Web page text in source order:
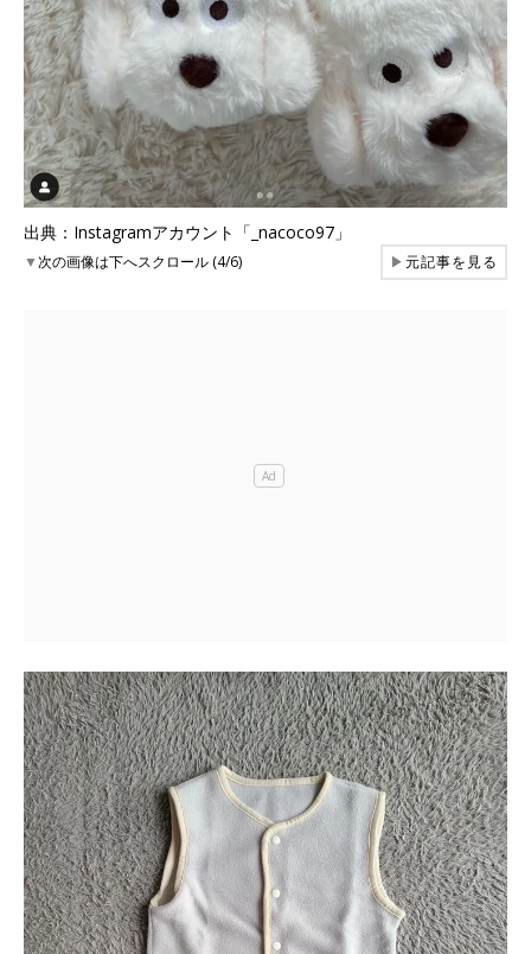
出典：Instagramアカウント「_nacoco97」
▼次の画像は下へスクロール (4/6) ▶元記事を見る